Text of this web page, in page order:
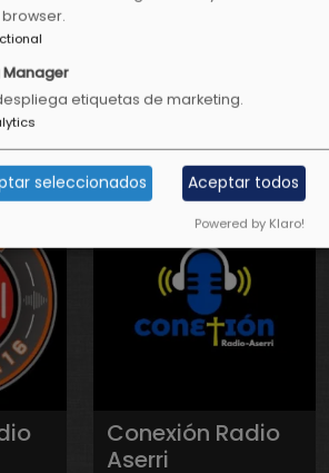
Positiva
Conexión Radio
Aserri
etiquetas de marketing.
seleccionados Aceptar todos
Powered by Klaro!